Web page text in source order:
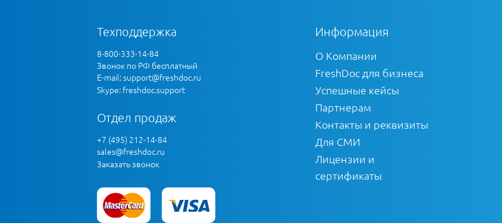
Техподдержка
8-800-333-14-84
Звонок по РФ бесплатный
E-mail:support@freshdoc.ru
Skype: freshdoc.support
Отдел продаж
+7 (495) 212-14-84
sales@freshdoc.ru
Заказать звонок
Информация
О Компании
FreshDoc для бизнеса
Успешные кейсы
Партнерам
Контакты и реквизиты
Для СМИ
Лицензии и
сертификаты